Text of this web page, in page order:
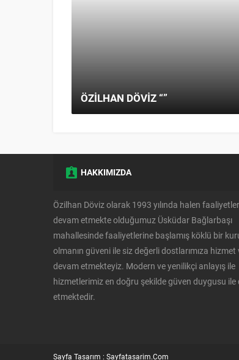
SERVICES”
HAKKIMIZDA
Özilhan Döviz olarak 1993 yılında halen
devam etmekte olduğumuz Üsküdar Bağlarbaşı
mahallesinde faaliyetlerine başlamış köklü bir
olmanın güveni ile siz değerli dostlarımıza hizmet
devam etmekteyiz. Modern ve yenilikçi anlayış ile
hizmetlerimiz en doğru şekilde güven duygusu ile
etmektedir.
Sayfa Tasarım : Sayfatasarim.Com